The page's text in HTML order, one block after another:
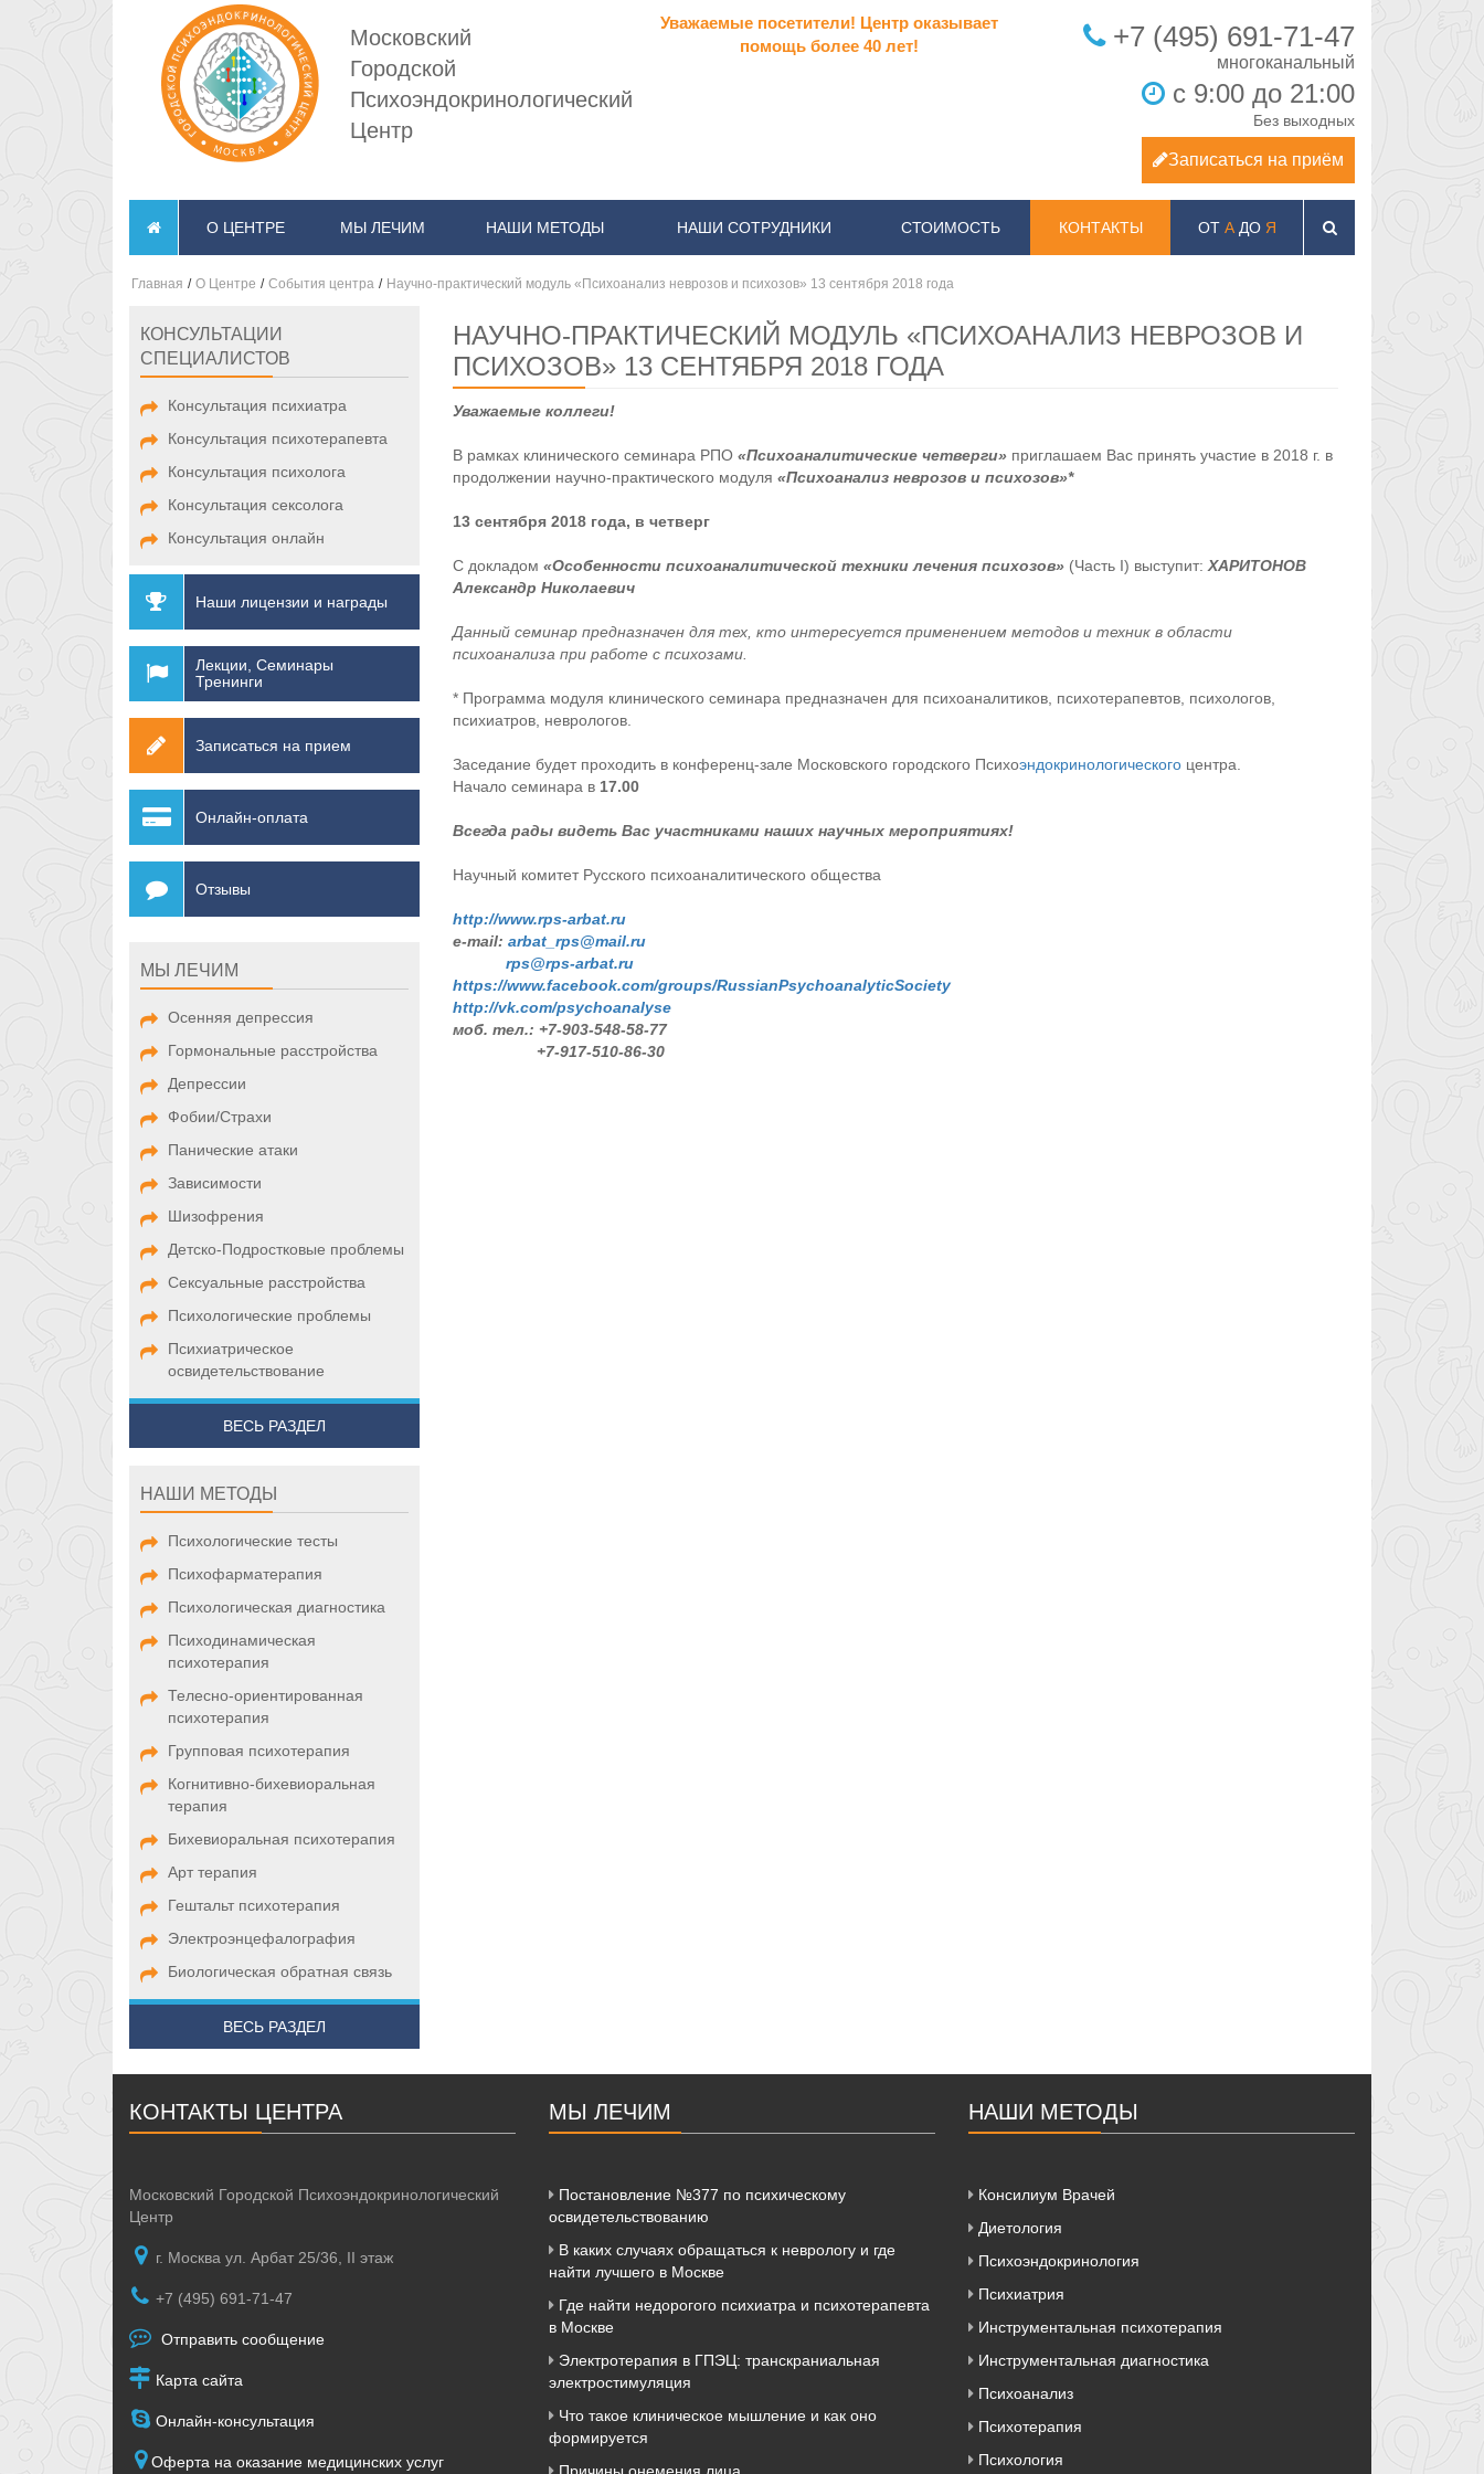
Московский
Городской
Психоэндокринологический
Центр
Уважаемые посетители! Центр оказывает
помощь более 40 лет!
+7 (495) 691-71-47
с 9:00 до 21:00
Без выходных
Записаться на приём
О ЦЕНТРЕ МЫ ЛЕЧИМ НАШИ МЕТОДЫ НАШИ СОТРУДНИКИ СТОИМОСТЬ КОНТАКТЫ ОТ АДО Я
Главная / О Центре / События центра / Научно-практический модуль «Психоанализ неврозов и психозов» 13 сентября 2018 года
КОНСУЛЬТАЦИИ
СПЕЦИАЛИСТОВ
Консультация психиатра
Консультация психотерапевта
Консультация психолога
Консультация сексолога
Консультация онлайн
Наши лицензии и награды
Лекции, Семинары
Тренинги
Записаться на прием
Онлайн-оплата
Отзывы
МЫ ЛЕЧИМ
Осенняя депрессия
Гормональные расстройства
Депрессии
Фобии/Страхи
Панические атаки
Зависимости
Шизофрения
Детско-Подростковые проблемы
Сексуальные расстройства
Психологические проблемы
Психиатрическое
освидетельствование
ВЕСЬ РАЗДЕЛ
НАШИ МЕТОДЫ
Психологические тесты
Психофарматерапия
Психологическая диагностика
Психодинамическая
психотерапия
Телесно-ориентированная
психотерапия
Групповая психотерапия
Когнитивно-бихевиоральная
терапия
Бихевиоральная психотерапия
Арт терапия
Гештальт психотерапия
Электроэнцефалография
Биологическая обратная связь
ВЕСЬ РАЗДЕЛ
НАУЧНО-ПРАКТИЧЕСКИЙ МОДУЛЬ «ПСИХОАНАЛИЗ НЕВРОЗОВ И
ПСИХОЗОВ» 13 СЕНТЯБРЯ 2018 ГОДА
Уважаемые коллеги!
В рамках клинического семинара РПО «Психоаналитические четверги» приглашаем Вас принять участие в 2018 г. в
продолжении научно-практического модуля «Психоанализ неврозов и психозов»*
13 сентября 2018 года, в четверг
С докладом «Особенности психоаналитической техники лечения психозов» (Часть I) выступит: ХАРИТОНОВ
Александр Николаевич
Данный семинар предназначен для тех, кто интересуется применением методов и техник в области
психоанализа при работе с психозами.
* Программа модуля клинического семинара предназначен для психоаналитиков, психотерапевтов, психологов,
психиатров, неврологов.
Заседание будет проходить в конференц-зале Московского городского Психоэндокринологическогоцентра.
Начало семинара в 17.00
Всегда рады видеть Вас участниками наших научных мероприятиях!
Научный комитет Русского психоаналитического общества
http://www.rps-arbat.ru
e-mail: arbat_rps@mail.ru
rps@rps-arbat.ru
https://www.facebook.com/groups/RussianPsychoanalyticSociety
http://vk.com/psychoanalyse
моб. тел.: +7-903-548-58-77
+7-917-510-86-30
КОНТАКТЫ ЦЕНТРА
Московский Городской Психоэндокринологический
Центр
г. Москва ул. Арбат 25/36, II этаж
+7 (495) 691-71-47
Отправить сообщение
Карта сайта
Онлайн-консультация
Оферта на оказание медицинских услуг
МЫ ЛЕЧИМ
Постановление №377 по психическому
освидетельствованию
В каких случаях обращаться к неврологу и где
найти лучшего в Москве
Где найти недорогого психиатра и психотерапевта
в Москве
Электротерапия в ГПЭЦ: транскраниальная
электростимуляция
Что такое клиническое мышление и как оно
формируется
НАШИ МЕТОДЫ
Консилиум Врачей
Диетология
Психоэндокринология
Психиатрия
Инструментальная психотерапия
Инструментальная диагностика
Психоанализ
Психотерапия
Психология